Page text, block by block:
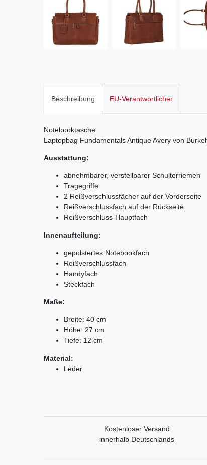
Beschreibung EU-Verantwortlicher
Notebooktasche
Laptopbag Fundamentals Antique Avery von
Ausstattung:
abnehmbarer, verstellbarer Schulterriemen
Tragegriffe
2 Reißverschlussfächer auf der Vorderseite
Reißverschlussfach auf der Rückseite
Reißverschluss-Hauptfach
Innenaufteilung:
gepolstertes Notebookfach
Reißverschlussfach
Handyfach
Steckfach
Maße:
Breite: 40 cm
Höhe: 27 cm
Tiefe: 12 cm
Material:
Leder
Kostenloser Versand
innerhalb Deutschlands